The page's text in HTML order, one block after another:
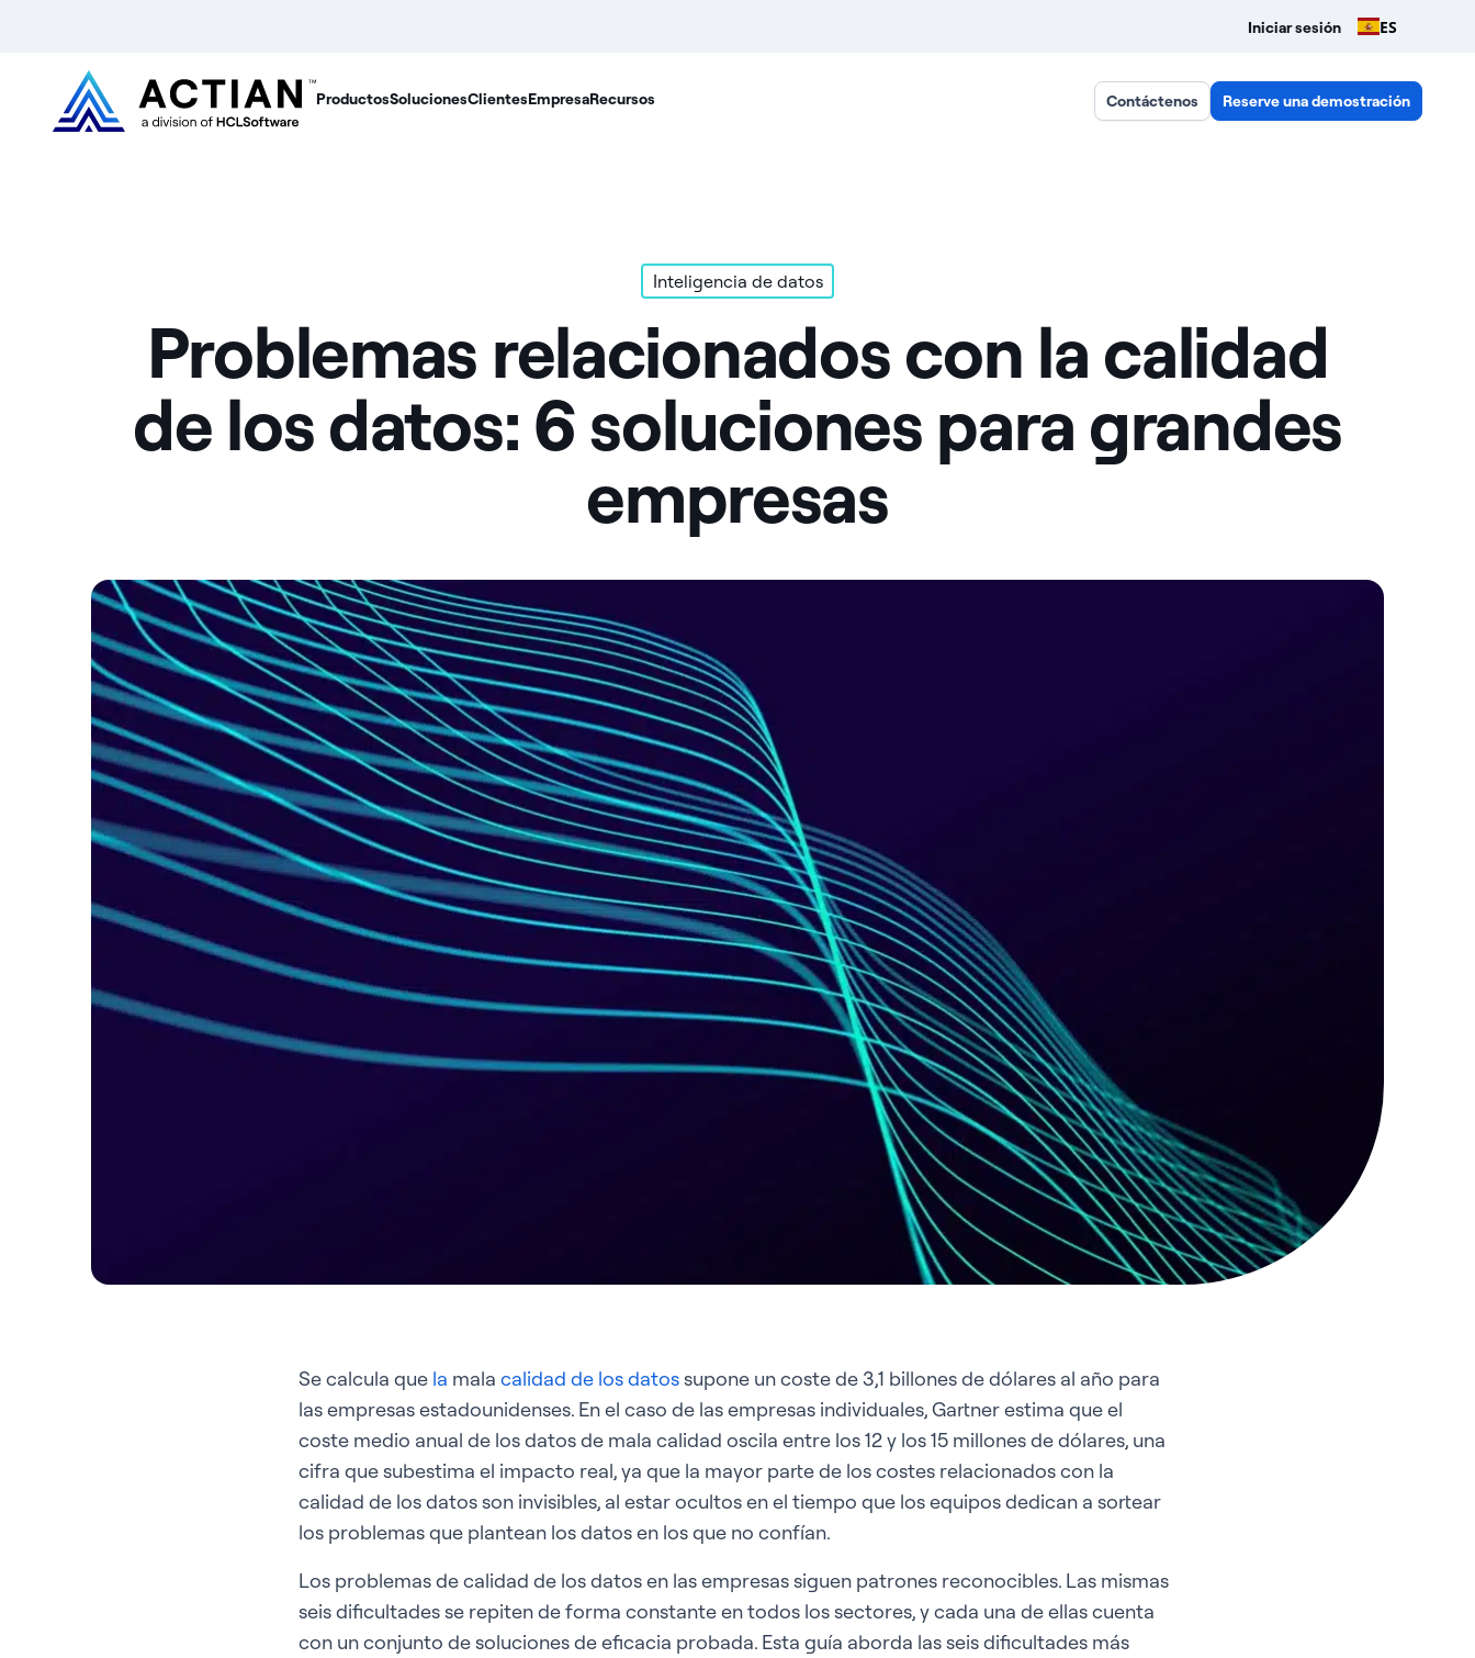
Iniciar sesión ES
ProductosSolucionesClientesEmpresaRecursos Contáctenos Reserve una demostración
Inteligencia de datos
Problemas relacionados con la calidad
de los datos: 6 soluciones para grandes
empresas
Se calcula que la mala calidad de los datossupone un coste de 3,1 billones de dólares al año para
las empresas estadounidenses. En el caso de las empresas individuales, Gartner estima que el
coste medio anual de los datos de mala calidad oscila entre los 12 y los 15 millones de dólares, una
cifra que subestima el impacto real, ya que la mayor parte de los costes relacionados con la
calidad de los datos son invisibles, al estar ocultos en el tiempo que los equipos dedican a sortear
los problemas que plantean los datos en los que no confían.
Los problemas de calidad de los datos en las empresas siguen patrones reconocibles. Las mismas
seis dificultades se repiten de forma constante en todos los sectores, y cada una de ellas cuenta
con un conjunto de soluciones de eficacia probada. Esta guía aborda las seis dificultades más